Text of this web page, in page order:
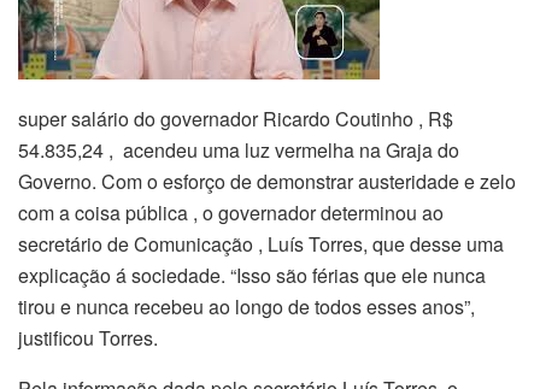
super salário do governador Ricardo Coutinho , R$
54.835,24 , acendeu uma luz vermelha na Graja do
Governo. Com o esforço de demonstrar austeridade e zelo
com a coisa pública , o governador determinou ao
secretário de Comunicação , Luís Torres, que desse uma
explicação á sociedade. “Isso são férias que ele nunca
tirou e nunca recebeu ao longo de todos esses anos”,
justificou Torres.